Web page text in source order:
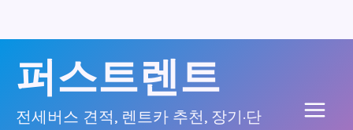
퍼스트렌트
전세버스 견적, 렌트카 추천, 장기·단